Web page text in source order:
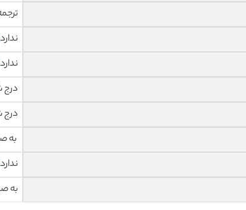
ندارد
ندارد
به
ندارد
به